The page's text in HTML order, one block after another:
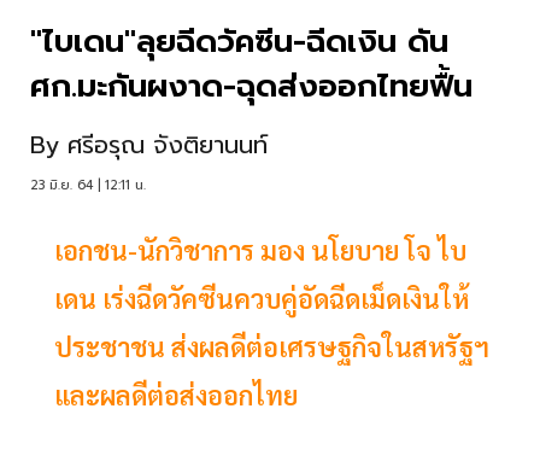
"ไบเดน"ลุยฉีดวัคซีน-ฉีดเงิน ดัน
ศก.มะกันผงาด-ฉุดส่งออกไทยฟื้น
By ศรีอรุณ จังติยานนท์
23 มิ.ย. 64 | 12:11 น.
เอกชน-นักวิชาการ มอง นโยบาย โจ ไบ
เดน เร่งฉีดวัคซีนควบคู่อัดฉีดเม็ดเงินให้
ประชาชน ส่งผลดีต่อเศรษฐกิจในสหรัฐฯ
และผลดีต่อส่งออกไทย